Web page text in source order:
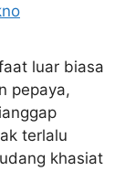
luar biasa
pepaya,
terlalu
khasiat